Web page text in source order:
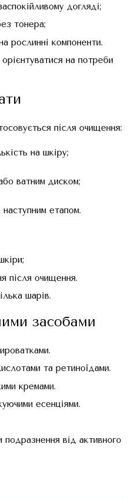
догляді;
тонера;
рослинні компоненти.
на потреби
після очищення:
на шкіру;
ватним диском;
етапом.
після очищення.
шарів.
засобами
та ретиноїдами.
кремами.
есенціями.
від активного